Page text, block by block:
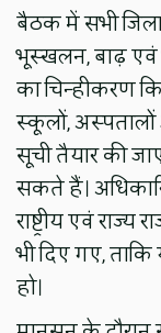
बैठक में सभी
भूस्खलन, बाढ़ एवं
का चिन्हीकरण
स्कूलों, अस्पतालों
सूची तैयार की
सकते हैं।
राष्ट्रीय एवं राज्य
भी दिए गए, ताकि
हो।